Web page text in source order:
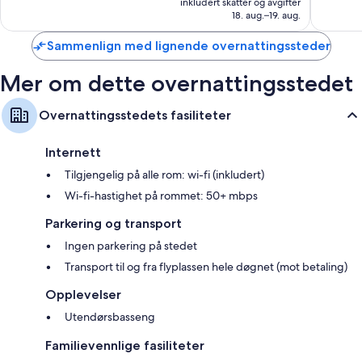
668 kr
18. aug.–19. aug.
Sammenlign med lignende overnattingssteder
Mer om dette overnattingsstedet
Overnattingsstedets fasiliteter
Internett
Tilgjengelig på alle rom: wi-fi (inkludert)
Wi-fi-hastighet på rommet: 50+ mbps
Parkering og transport
Ingen parkering på stedet
Transport til og fra flyplassen hele døgnet (mot betaling)
Opplevelser
Utendørsbasseng
Familievennlige fasiliteter